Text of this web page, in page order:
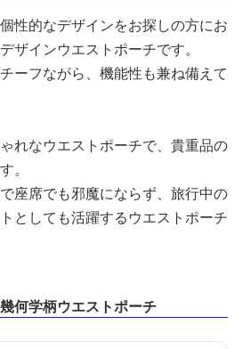
性的なデザインをお探しの方にお
ザインウエストポーチです。
ーフながら、機能性も兼ね備えて
れなウエストポーチで、貴重品の
。
座席でも邪魔にならず、旅行中の
としても活躍するウエストポーチ
何学柄ウエストポーチ